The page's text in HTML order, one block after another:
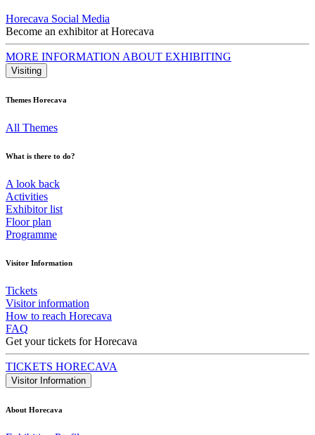
Horecava Social Media
Become an exhibitor at Horecava
MORE INFORMATION ABOUT EXHIBITING
Visiting
Themes Horecava
All Themes
What is there to do?
A look back
Activities
Exhibitor list
Floor plan
Programme
Visitor Information
Tickets
Visitor information
How to reach Horecava
FAQ
Get your tickets for Horecava
TICKETS HORECAVA
Visitor Information
About Horecava